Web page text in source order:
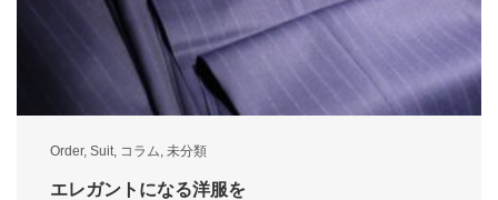
Order, Suit コラム 未分類
エレガントになる洋服を